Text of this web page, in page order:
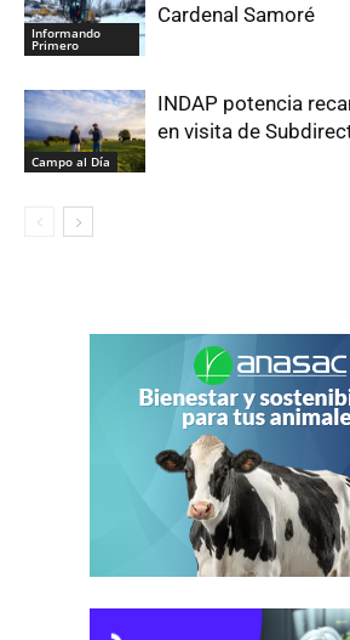
Informando
Primero
Cardenal Samoré
Campo al Día
INDAP potencia
en visita de